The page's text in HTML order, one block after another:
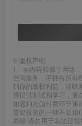
© 版权声明
1、本内容转载于网络
空间服务，不拥有所有
到你的版权利益，请联
源仅供测试和学习，请
如遇到充值付费环节
需要投资的一律不要相
揭秘 请勿用于非法违